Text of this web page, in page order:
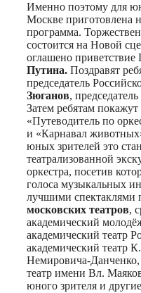
Именно поэтому для
Москве приготовлена
программа.
состоится на Новой
оглашено приветствие
Путина. Поздравят
председатель
Зюганов,
Затем ребятам покажут
«Путеводитель по
и «Карнавал
юных зрителей это
театрализованной
оркестра, посетив
голоса музыкальных
лучшими спектаклями
московских театров,
академический
академический театр
академический театр
Немировича-
театр имени Вл.
юного зрителя и